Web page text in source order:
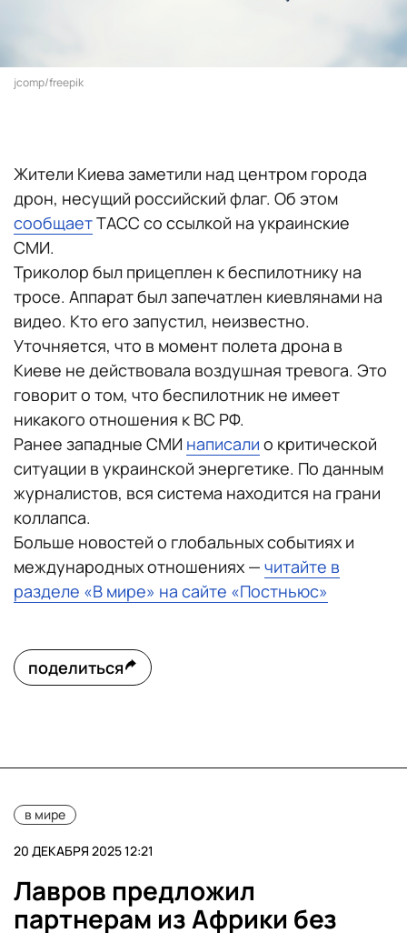
jcomp/freepik
Жители Киева заметили над центром города
дрон, несущий российский флаг. Об этом
сообщаетТАСС со ссылкой на украинские
СМИ.
Триколор был прицеплен к беспилотнику на
тросе. Аппарат был запечатлен киевлянами на
видео. Кто его запустил, неизвестно.
Уточняется, что в момент полета дрона в
Киеве не действовала воздушная тревога. Это
говорит о том, что беспилотник не имеет
никакого отношения к ВС РФ.
Ранее западные СМИ написали о критической
ситуации в украинской энергетике. По данным
журналистов, вся система находится на грани
коллапса.
Больше новостей о глобальных событиях и
международных отношениях — читайте в
разделе «В мире» на сайте «Постньюс»
поделиться
в мире
20 ДЕКАБРЯ 2025 12:21
Лавров предложил
партнерам из Африки без